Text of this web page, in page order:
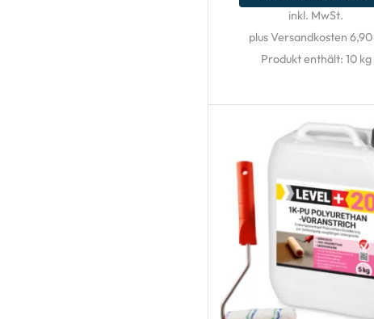
inkl. MwSt.
plus Versandkosten
Produkt enthält: 10 kg